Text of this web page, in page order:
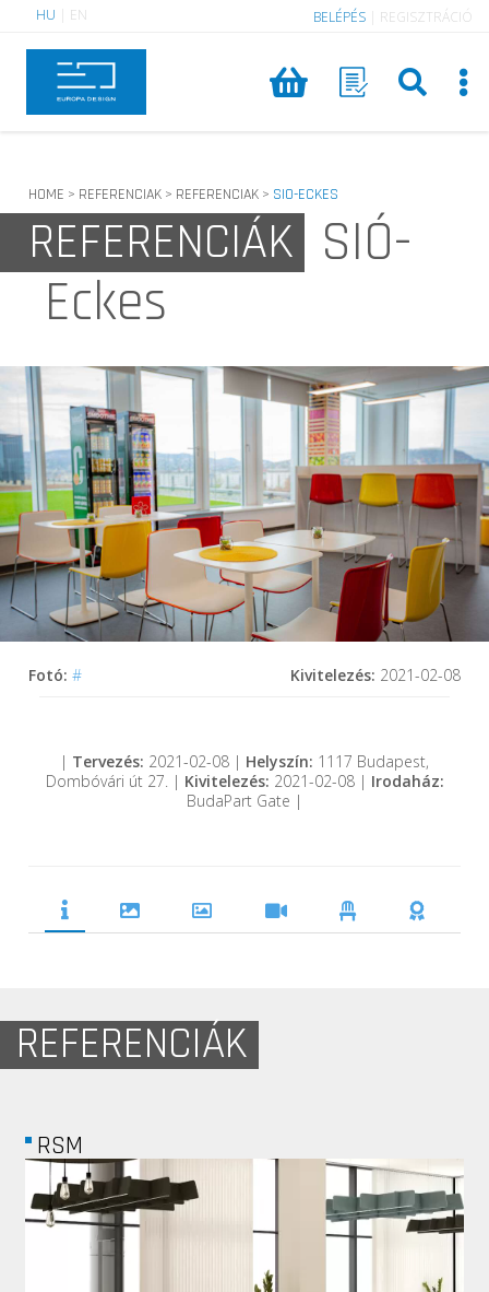
HU EN BELÉPÉS REGISZTRÁCIÓ
HOME > REFERENCIAK > REFERENCIAK > SIO-ECKES
REFERENCIÁK SIÓ-
Eckes
Fotó:# Kivitelezés: 2021-02-08
| Tervezés: 2021-02-08 | Helyszín: 1117 Budapest,
Dombóvári út 27. | Kivitelezés: 2021-02-08 | Irodaház:
BudaPart Gate |
REFERENCIÁK